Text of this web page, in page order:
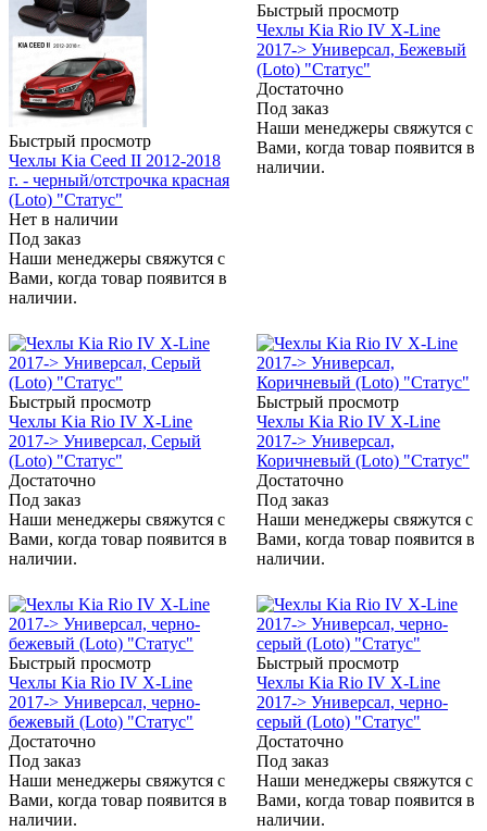
Быстрый просмотр
Чехлы Kia Ceed II 2012-2018
г. - черный/отстрочка красная
(Loto) "Статус"
Нет в наличии
Под заказ
Наши менеджеры свяжутся с
Вами, когда товар появится в
наличии.
Быстрый просмотр
Чехлы Kia Rio IV X-Line
2017-> Универсал, Бежевый
(Loto) "Статус"
Достаточно
Под заказ
Наши менеджеры свяжутся с
Вами, когда товар появится в
наличии.
Быстрый просмотр
Чехлы Kia Rio IV X-Line
2017-> Универсал, Серый
(Loto) "Статус"
Достаточно
Под заказ
Наши менеджеры свяжутся с
Вами, когда товар появится в
наличии.
Быстрый просмотр
Чехлы Kia Rio IV X-Line
2017-> Универсал,
Коричневый (Loto) "Статус"
Достаточно
Под заказ
Наши менеджеры свяжутся с
Вами, когда товар появится в
наличии.
Быстрый просмотр
Чехлы Kia Rio IV X-Line
2017-> Универсал, черно-
бежевый (Loto) "Статус"
Достаточно
Под заказ
Наши менеджеры свяжутся с
Вами, когда товар появится в
наличии.
Быстрый просмотр
Чехлы Kia Rio IV X-Line
2017-> Универсал, черно-
серый (Loto) "Статус"
Достаточно
Под заказ
Наши менеджеры свяжутся с
Вами, когда товар появится в
наличии.